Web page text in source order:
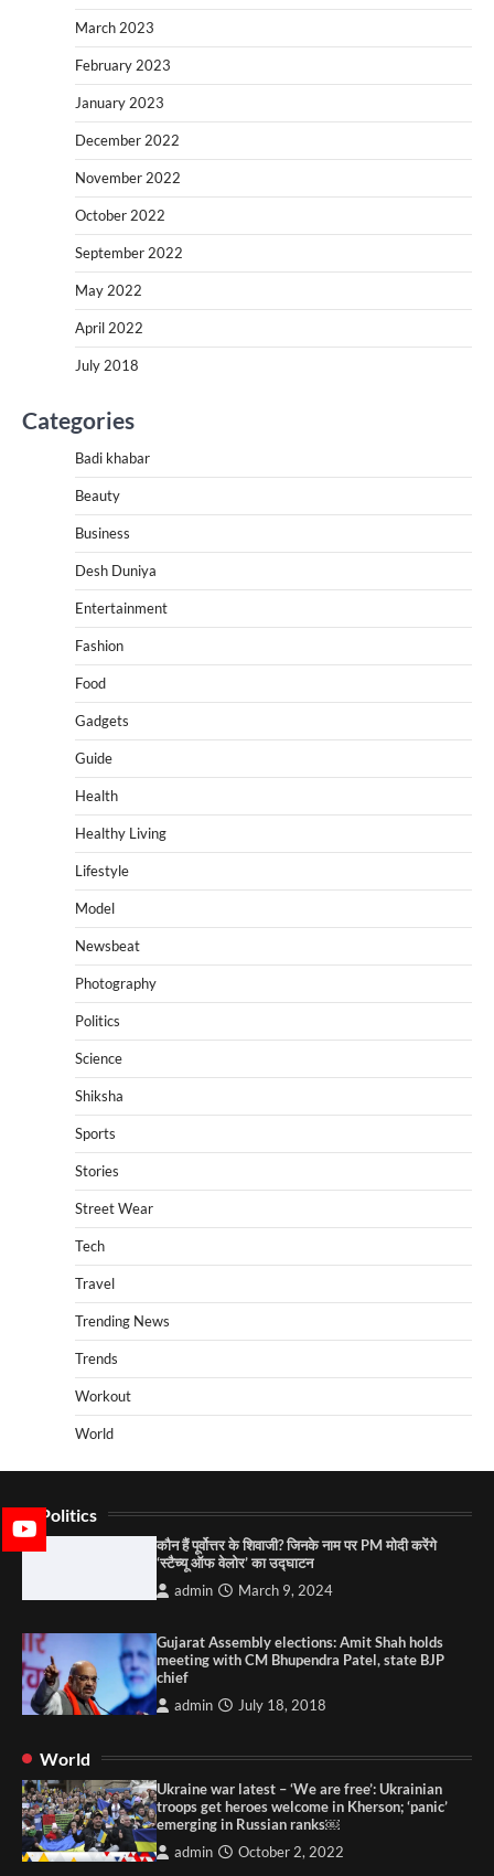
March 2023
February 2023
January 2023
December 2022
November 2022
October 2022
September 2022
May 2022
April 2022
July 2018
Categories
Badi khabar
Beauty
Business
Desh Duniya
Entertainment
Fashion
Food
Gadgets
Guide
Health
Healthy Living
Lifestyle
Model
Newsbeat
Photography
Politics
Science
Shiksha
Sports
Stories
Street Wear
Tech
Travel
Trending News
Trends
Workout
World
Politics
कौन हैं पूर्वोत्तर के शिवाजी? जिनके नाम पर PM मोदी करेंगे
‘स्टैच्यू ऑफ वेलोर’ का उद्घाटन
admin March 9, 2024
Gujarat Assembly elections: Amit Shah holds
meeting with CM Bhupendra Patel, state BJP
chief
admin July 18, 2018
World
Ukraine war latest – ‘We are free’: Ukrainian
troops get heroes welcome in Kherson; ‘panic’
emerging in Russian ranks￼
admin October 2, 2022